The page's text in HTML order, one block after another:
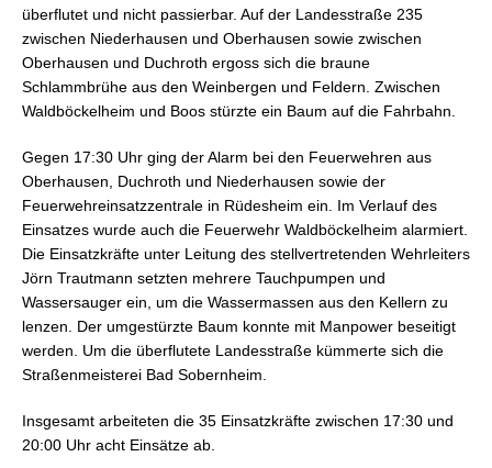
überflutet und nicht passierbar. Auf der Landesstraße 235
zwischen Niederhausen und Oberhausen sowie zwischen
Oberhausen und Duchroth ergoss sich die braune
Schlammbrühe aus den Weinbergen und Feldern. Zwischen
Waldböckelheim und Boos stürzte ein Baum auf die Fahrbahn.
Gegen 17:30 Uhr ging der Alarm bei den Feuerwehren aus
Oberhausen, Duchroth und Niederhausen sowie der
Feuerwehreinsatzzentrale in Rüdesheim ein. Im Verlauf des
Einsatzes wurde auch die Feuerwehr Waldböckelheim alarmiert.
Die Einsatzkräfte unter Leitung des stellvertretenden Wehrleiters
Jörn Trautmann setzten mehrere Tauchpumpen und
Wassersauger ein, um die Wassermassen aus den Kellern zu
lenzen. Der umgestürzte Baum konnte mit Manpower beseitigt
werden. Um die überflutete Landesstraße kümmerte sich die
Straßenmeisterei Bad Sobernheim.
Insgesamt arbeiteten die 35 Einsatzkräfte zwischen 17:30 und
20:00 Uhr acht Einsätze ab.